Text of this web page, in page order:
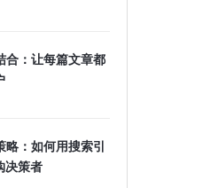
合：让每篇文章都
略：如何用搜索引
决策者